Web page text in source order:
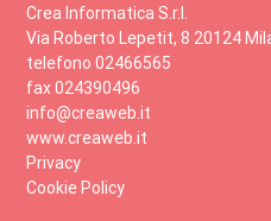
Crea Informatica S.r.l.
Via Roberto Lepetit, 8 20124
telefono 02466565
fax 024390496
info@creaweb.it
www.creaweb.it
Privacy
Cookie Policy